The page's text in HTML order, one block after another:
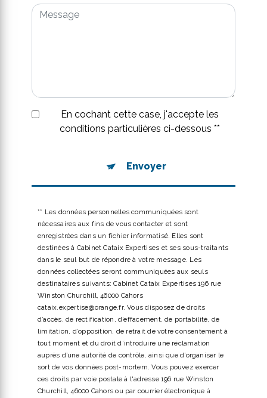
En cochant cette case, j'accepte les
conditions particulières ci-dessous **
Envoyer
** Les données personnelles communiquées sont
nécessaires aux fins de vous contacter et sont
enregistrées dans un fichier informatisé. Elles sont
destinées à Cabinet Cataix Expertises et ses sous-traitants
dans le seul but de répondre à votre message. Les
données collectées seront communiquées aux seuls
destinataires suivants: Cabinet Cataix Expertises 196 rue
Winston Churchill, 46000 Cahors
cataix.expertise@orange.fr. Vous disposez de droits
d’accès, de rectification, d’effacement, de portabilité, de
limitation, d’opposition, de retrait de votre consentement à
tout moment et du droit d’introduire une réclamation
auprès d’une autorité de contrôle, ainsi que d’organiser le
sort de vos données post-mortem. Vous pouvez exercer
ces droits par voie postale à l'adresse 196 rue Winston
Churchill, 46000 Cahors ou par courrier électronique à